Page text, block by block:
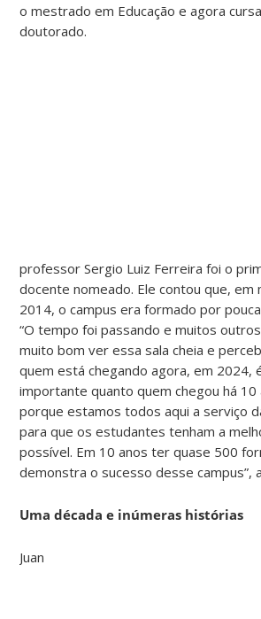
o mestrado em Educação e agora
doutorado.
professor Sergio Luiz Ferreira foi o
docente nomeado. Ele contou que, em
2014, o campus era formado por
“O tempo foi passando e muitos
muito bom ver essa sala cheia e
quem está chegando agora, em 2024,
importante quanto quem chegou há 10
porque estamos todos aqui a serviço
para que os estudantes tenham a
possível. Em 10 anos ter quase 500
demonstra o sucesso desse campus”,
Uma década e inúmeras histórias
Juan